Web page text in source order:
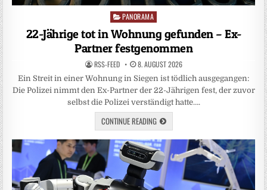
Posted
in
PANORAMA
22-Jährige tot in Wohnung gefunden – Ex-
Partner festgenommen
RSS-FEED 8. AUGUST 2026
Ein Streit in einer Wohnung in Siegen ist tödlich ausgegangen:
Die Polizei nimmt den Ex-Partner der 22-Jährigen fest, der zuvor
selbst die Polizei verständigt hatte….
CONTINUE READING